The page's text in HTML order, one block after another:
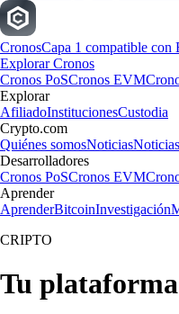
CronosCapa 1 compatible con
Explorar Cronos
Cronos PoSCronos EVM
Explorar
AfiliadoInstitucionesCustodia
Crypto.com
Quiénes somosNoticias
Desarrolladores
Cronos PoSCronos EVM
Aprender
AprenderBitcoinInvestigación
CRIPTO
Tu